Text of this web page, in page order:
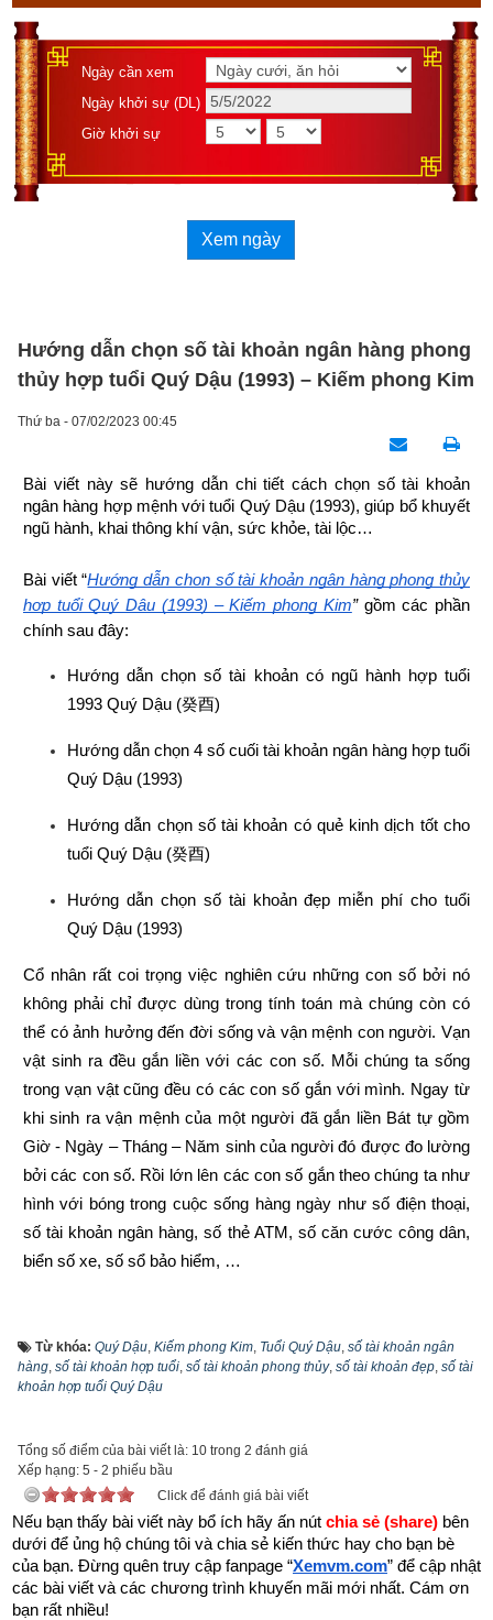
Ngày cần xem
Ngày khởi sự (DL)
Giờ khởi sự
Xem ngày
Hướng dẫn chọn số tài khoản ngân hàng phong
thủy hợp tuổi Quý Dậu (1993) – Kiếm phong Kim
Thứ ba - 07/02/2023 00:45
Bài viết này sẽ hướng dẫn chi tiết cách chọn số tài khoản
ngân hàng hợp mệnh với tuổi Quý Dậu (1993), giúp bổ khuyết
ngũ hành, khai thông khí vận, sức khỏe, tài lộc…
Bài viết “Hướng dẫn chọn số tài khoản ngân hàng phong thủy
hợp tuổi Quý Dậu (1993) – Kiếm phong Kim” gồm các phần
chính sau đây:
Hướng dẫn chọn số tài khoản có ngũ hành hợp tuổi
1993 Quý Dậu (癸酉)
Hướng dẫn chọn 4 số cuối tài khoản ngân hàng hợp tuổi
Quý Dậu (1993)
Hướng dẫn chọn số tài khoản có quẻ kinh dịch tốt cho
tuổi Quý Dậu (癸酉)
Hướng dẫn chọn số tài khoản đẹp miễn phí cho tuổi
Quý Dậu (1993)
Cổ nhân rất coi trọng việc nghiên cứu những con số bởi nó
không phải chỉ được dùng trong tính toán mà chúng còn có
thể có ảnh hưởng đến đời sống và vận mệnh con người. Vạn
vật sinh ra đều gắn liền với các con số. Mỗi chúng ta sống
trong vạn vật cũng đều có các con số gắn với mình. Ngay từ
khi sinh ra vận mệnh của một người đã gắn liền Bát tự gồm
Giờ - Ngày – Tháng – Năm sinh của người đó được đo lường
bởi các con số. Rồi lớn lên các con số gắn theo chúng ta như
hình với bóng trong cuộc sống hàng ngày như số điện thoại,
số tài khoản ngân hàng, số thẻ ATM, số căn cước công dân,
biển số xe, số sổ bảo hiểm, …
được ngân hàng cấp số tài khoản ngẫu nhiên từ 7 đến 17 số
tùy thuộc vào từng ngân hàng, vì là ngẫu nhiên nên không
theo qui luật nào cả và rất khó nhớ. Tuy nhiên cùng với sự
đã cho phép khách hàng tự chọn số tài khoản theo ý thích
như sau:
- Dịch vụ mở số tài khoản trùng với số điện thoại: miễn phí
- Dịch vụ mở số tài khoản trùng với ngày tháng năm sinh (8
số): miễn phí
Từ khóa: Quý Dậu, Kiếm phong Kim, Tuổi Quý Dậu, số tài khoản ngân
hàng, số tài khoản hợp tuổi, số tài khoản phong thủy, số tài khoản đẹp, số tài
khoản hợp tuổi Quý Dậu
Tổng số điểm của bài viết là: 10 trong 2 đánh giá
Xếp hạng: 5 - 2 phiếu bầu
Click để đánh giá bài viết
Nếu bạn thấy bài viết này bổ ích hãy ấn nút chia sẻ (share) bên
dưới để ủng hộ chúng tôi và chia sẻ kiến thức hay cho bạn bè
của bạn. Đừng quên truy cập fanpage “Xemvm.com” để cập nhật
các bài viết và các chương trình khuyến mãi mới nhất. Cám ơn
bạn rất nhiều!